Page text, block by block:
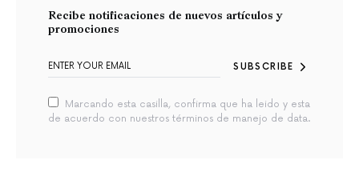
Recibe notificaciones de nuevos artículos y
promociones
SUBSCRIBE
Marcando esta casilla, confirma que ha leido y esta
de acuerdo con nuestros términos de manejo de data.